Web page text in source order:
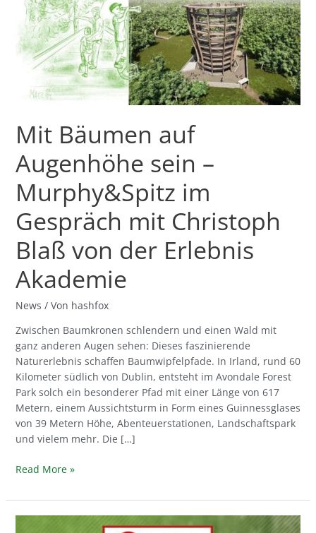
Mit Bäumen auf
Augenhöhe sein –
Murphy&Spitz im
Gespräch mit Christoph
Blaß von der Erlebnis
Akademie
News / Von hashfox
Zwischen Baumkronen schlendern und einen Wald mit
ganz anderen Augen sehen: Dieses faszinierende
Naturerlebnis schaffen Baumwipfelpfade. In Irland, rund 60
Kilometer südlich von Dublin, entsteht im Avondale Forest
Park solch ein besonderer Pfad mit einer Länge von 617
Metern, einem Aussichtsturm in Form eines Guinnessglases
von 39 Metern Höhe, Abenteuerstationen, Landschaftspark
und vielem mehr. Die […]
auf
Augenhöhe
sein
–
Murphy&Spitz
Gespräch
Christoph
von
der
Erlebnis
Akademie
Read More »